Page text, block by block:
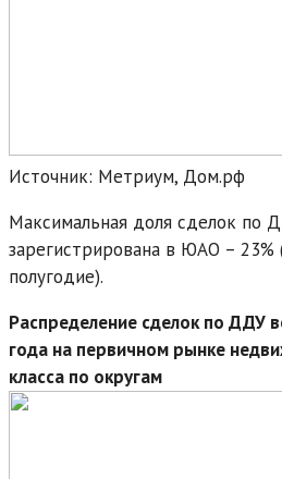
Источник: Метриум, Дом.рф
Максимальная доля сделок по
зарегистрирована в ЮАО – 23%
полугодие).
Распределение сделок по ДДУ
года на первичном рынке
класса по округам